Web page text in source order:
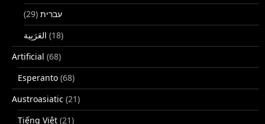
עברית (29)
(18)
Artificial (68)
Esperanto (68)
Austroasiatic (21)
Tiếng Việt (21)